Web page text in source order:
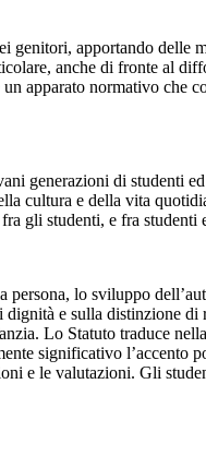
genitori, apportando delle
anche di fronte al
apparato normativo che
generazioni di studenti
cultura e della vita
gli studenti, e fra studenti
persona, lo sviluppo
e sulla distinzione di
Lo Statuto traduce
significativo l’accento
e le valutazioni. Gli